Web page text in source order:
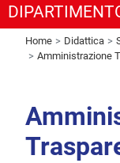
Home Didattica
Amministrazione